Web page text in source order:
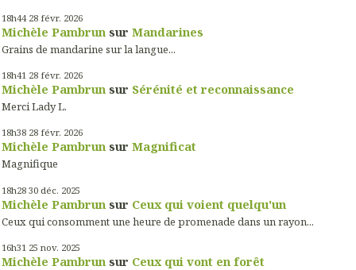
18h44 28 févr. 2026
Michèle Pambrun sur Mandarines
Grains de mandarine sur la langue...
18h41 28 févr. 2026
Michèle Pambrun sur Sérénité et reconnaissance
Merci Lady L.
18h38 28 févr. 2026
Michèle Pambrun sur Magnificat
Magnifique
18h28 30 déc. 2025
Michèle Pambrun sur Ceux qui voient quelqu'un
Ceux qui consomment une heure de promenade dans un rayon...
16h31 25 nov. 2025
Michèle Pambrun sur Ceux qui vont en forêt